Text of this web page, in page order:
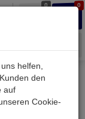
0 0
helfen,
den
auf
Cookie-